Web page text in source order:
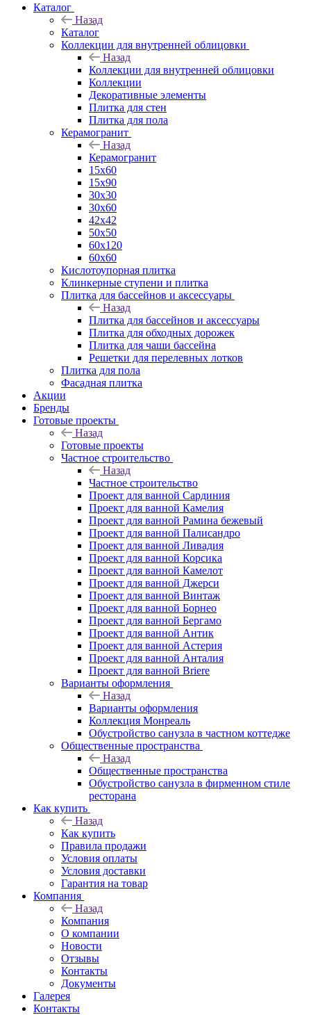
Каталог
Назад
Каталог
Коллекции для внутренней облицовки
Назад
Коллекции для внутренней облицовки
Коллекции
Декоративные элементы
Плитка для стен
Плитка для пола
Керамогранит
Назад
Керамогранит
15х60
15x90
30х30
30х60
42х42
50х50
60х120
60х60
Кислотоупорная плитка
Клинкерные ступени и плитка
Плитка для бассейнов и аксессуары
Назад
Плитка для бассейнов и аксессуары
Плитка для обходных дорожек
Плитка для чаши бассейна
Решетки для перелевных лотков
Плитка для пола
Фасадная плитка
Акции
Бренды
Готовые проекты
Назад
Готовые проекты
Частное строительство
Назад
Частное строительство
Проект для ванной Сардиния
Проект для ванной Камелия
Проект для ванной Рамина бежевый
Проект для ванной Палисандро
Проект для ванной Ливадия
Проект для ванной Корсика
Проект для ванной Камелот
Проект для ванной Джерси
Проект для ванной Винтаж
Проект для ванной Борнео
Проект для ванной Бергамо
Проект для ванной Антик
Проект для ванной Астерия
Проект для ванной Анталия
Проект для ванной Briere
Варианты оформления
Назад
Варианты оформления
Коллекция Монреаль
Обустройство санузла в частном коттедже
Общественные пространства
Назад
Общественные пространства
Обустройство санузла в фирменном стиле
ресторана
Как купить
Назад
Как купить
Правила продажи
Условия оплаты
Условия доставки
Гарантия на товар
Компания
Назад
Компания
О компании
Новости
Отзывы
Контакты
Документы
Галерея
Контакты